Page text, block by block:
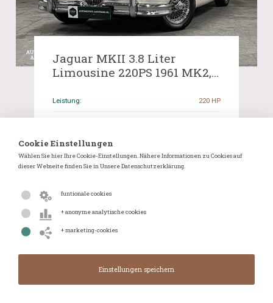
Jaguar MKII 3.8 Liter
Limousine 220PS 1961 MK2,
Leistung: 220 HP
Aktuelles Angebot:
Anzahl der Gebote:
Einzelheiten WhatsApp
Cookie Einstellungen
Wählen Sie hier Ihre Cookie-Einstellungen. Nähere Informationen zu Cookies auf
dieser Webseite finden Sie in Unsere Datenschutzerklärung.
funtionale cookies
+ anonyme analytische cookies
+ marketing-cookies